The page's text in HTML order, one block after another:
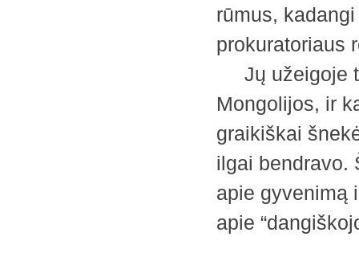
rūmus,
prokuratoriaus
Jų užeigoje
Mongolijos, ir
graikiškai
ilgai bendravo.
apie gyvenimą
apie